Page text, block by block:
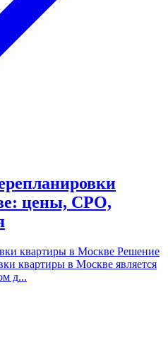
цены, СРО,
квартиры в Москве Решение
квартиры в Москве является
д...